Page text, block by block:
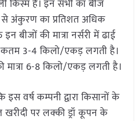
किस्म है। इन सभी का बीज
से अंकुरण का प्रतिशत अधिक
बीजों की मात्रा नर्सरी में ढाई
3-4 किलो/एकड़ लगती है।
6-8 किलो/एकड़ लगती है।
इस वर्ष कम्पनी द्वारा किसानों के
खरीदी पर लक्की ड्रॉ कूपन के